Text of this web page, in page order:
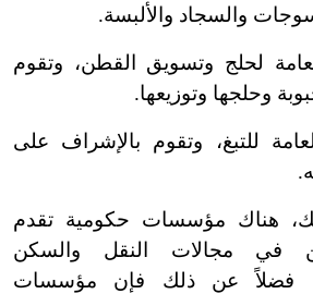
والسجاد والألبسة.
لحلج وتسويق القطن، وتقوم
وحلجها وتوزيعها.
للتبغ، وتقوم بالإشراف على
هناك مؤسسات حكومية تقدم
في مجالات النقل والسكن
فضلاً عن ذلك فإن مؤسسات